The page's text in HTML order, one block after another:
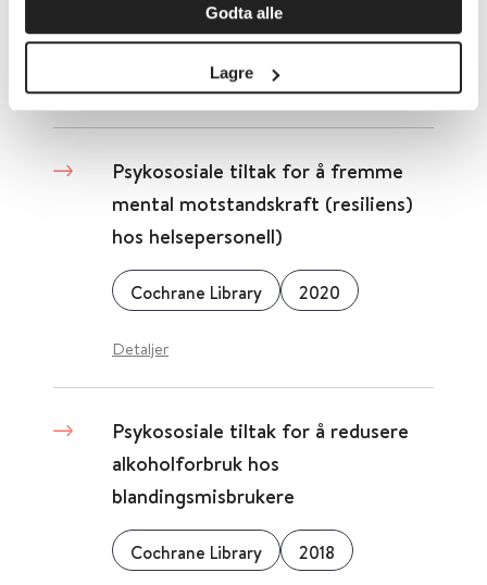
Godta alle
Lagre
Cochrane Library 2020
Detaljer
Psykososiale tiltak for å fremme
mental motstandskraft (resiliens)
hos helsepersonell)
Cochrane Library 2020
Detaljer
Psykososiale tiltak for å redusere
alkoholforbruk hos
blandingsmisbrukere
Cochrane Library 2018